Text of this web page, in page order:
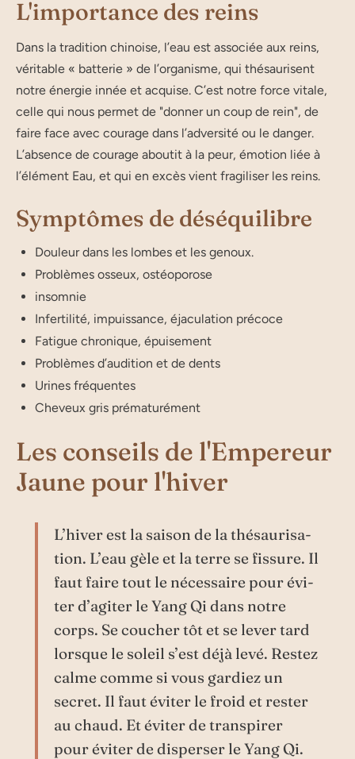
L'importance des reins
Dans la tra­di­tion chi­noise, l’eau est asso­ciée aux reins,
véri­table « bat­te­rie » de l’or­ga­nisme, qui thé­sau­risent
notre éner­gie innée et acquise. C’est notre force vitale,
celle qui nous per­met de "don­ner un coup de rein", de
faire face avec cou­rage dans l’ad­ver­si­té ou le dan­ger.
L’ab­sence de cou­rage abou­tit à la peur, émo­tion liée à
l’élé­ment Eau, et qui en excès vient fra­gi­li­ser les reins.
Symptômes de déséquilibre
Douleur dans les lombes et les genoux.
Problèmes osseux, ostéoporose
insomnie
Infertilité, impuissance, éjaculation précoce
Fatigue chronique, épuisement
Problèmes d’audition et de dents
Urines fréquentes
Cheveux gris prématurément
Les conseils de l'Empereur
Jaune pour l'hiver
L’hiver est la sai­son de la thé­sau­ri­sa­
tion. L’eau gèle et la terre se fis­sure. Il
faut faire tout le néces­saire pour évi­
ter d’agiter le Yang Qi dans notre
corps. Se cou­cher tôt et se lever tard
lorsque le soleil s’est déjà levé. Res­tez
calme comme si vous gar­diez un
secret. Il faut évi­ter le froid et res­ter
au chaud. Et évi­ter de trans­pi­rer
pour évi­ter de dis­per­ser le Yang Qi.